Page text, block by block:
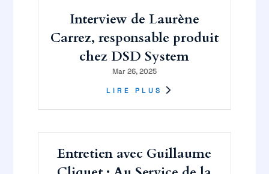
Interview de Laurène
Carrez, responsable produit
chez DSD System
Mar 26, 2025
LIRE PLUS
Entretien avec Guillaume